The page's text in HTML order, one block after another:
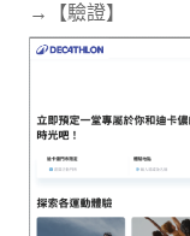
→【驗證】